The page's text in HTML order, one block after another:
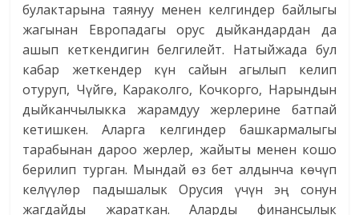
булактарына таянуу менен келгиндер байлыгы
жагынан Европадагы орус дыйкандардан да
ашып кеткендигин белгилейт. Натыйжада бул
кабар жеткендер күн сайын агылып келип
отуруп, Чүйгө, Караколго, Кочкорго, Нарындын
дыйканчылыкка жарамдуу жерлерине батпай
кетишкен. Аларга келгиндер башкармалыгы
тарабынан дароо жерлер, жайыты менен кошо
берилип турган. Мындай өз бет алдынча көчүп
келүүлөр падышалык Орусия үчүн эң сонун
жагдайды жараткан. Аларды финансылык